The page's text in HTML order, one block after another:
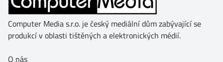
Computer Media s.r.o. je český mediální dům zabývající se
produkcí v oblasti tištěných a elektronických médií.
O nás